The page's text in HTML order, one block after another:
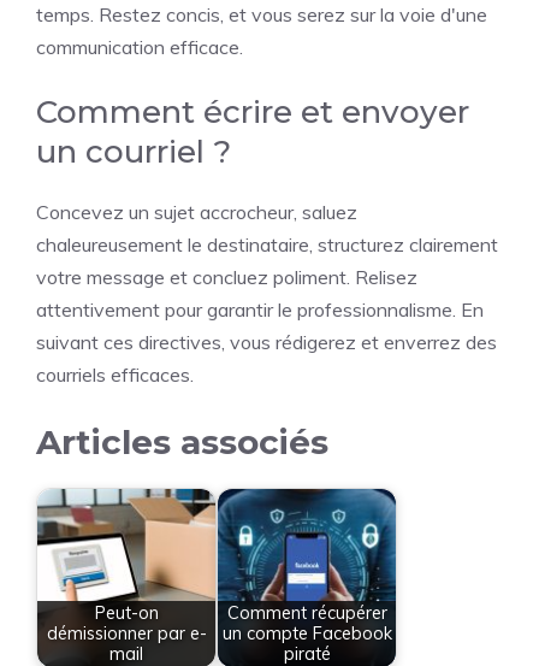
temps. Restez concis, et vous serez sur la voie d'une
communication efficace.
Comment écrire et envoyer
un courriel ?
Concevez un sujet accrocheur, saluez
chaleureusement le destinataire, structurez clairement
votre message et concluez poliment. Relisez
attentivement pour garantir le professionnalisme. En
suivant ces directives, vous rédigerez et enverrez des
courriels efficaces.
Articles associés
Peut-on
démissionner par e-
mail
Comment récupérer
un compte Facebook
piraté